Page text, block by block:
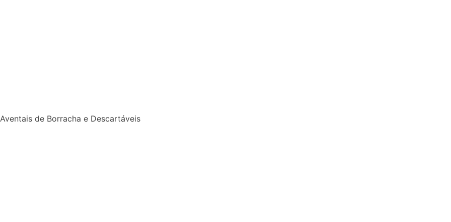
Aventais de Borracha e Descartáveis